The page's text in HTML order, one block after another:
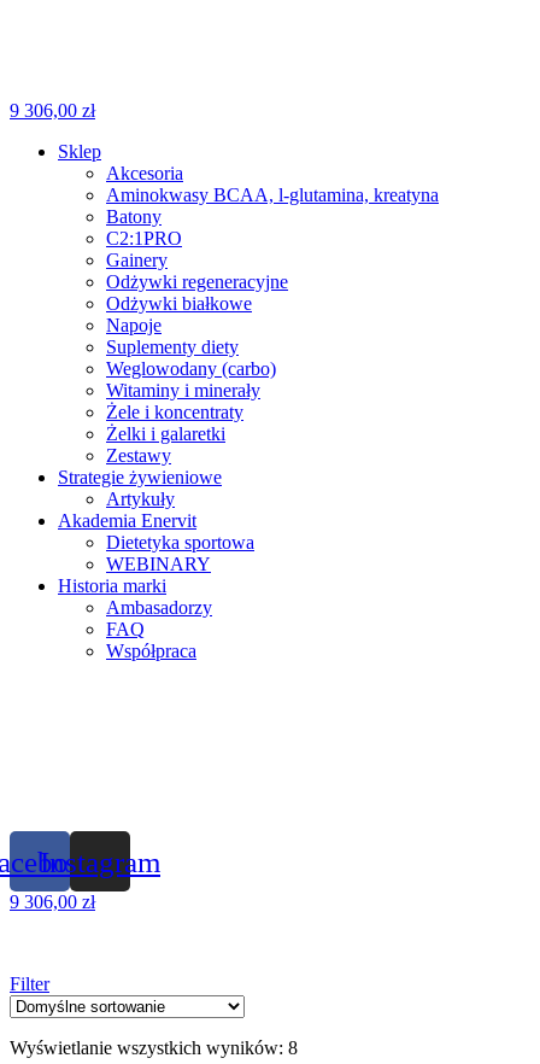
9 306,00 zł
Sklep
Akcesoria
Aminokwasy BCAA, l-glutamina, kreatyna
Batony
C2:1PRO
Gainery
Odżywki regeneracyjne
Odżywki białkowe
Napoje
Suplementy diety
Weglowodany (carbo)
Witaminy i minerały
Żele i koncentraty
Żelki i galaretki
Zestawy
Strategie żywieniowe
Artykuły
Akademia Enervit
Dietetyka sportowa
WEBINARY
Historia marki
Ambasadorzy
FAQ
Współpraca
Instagram
9 306,00 zł
Filter
Wyświetlanie wszystkich wyników: 8